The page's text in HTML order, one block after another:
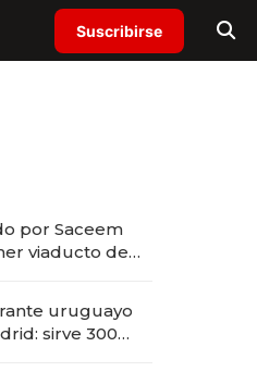
Suscribirse
por Saceem
viaducto de
uruguayo
sirve 300